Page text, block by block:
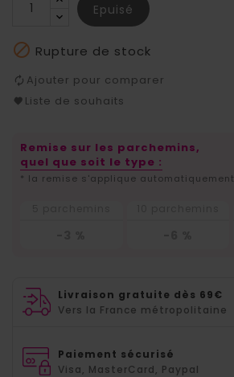
Epuisé
 Rupture de stock
Ajouter pour comparer
Liste de souhaits
Remise sur les parchemins,
quel que soit le type :
* la remise s'applique automatiquement
Livraison gratuite dès 69€
Vers la France métropolitaine
Paiement sécurisé
Visa, MasterCard, Paypal